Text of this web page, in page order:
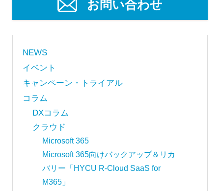
お問い合わせ
NEWS
イベント
キャンペーン・トライアル
コラム
DXコラム
クラウド
Microsoft 365
Microsoft 365向けバックアップ＆リカ
バリー「HYCU R-Cloud SaaS for
M365」